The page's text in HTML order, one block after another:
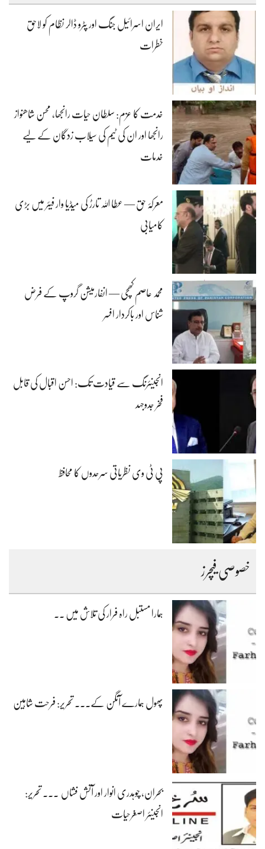
ایران اسرائیل جنگ اور پٹرو ڈالر نظام کو لاحق
خطرات
خدمت کا عزم: سلطان حیات رانجھا، محسن شاھنواز
رانجھا اور ان کی ٹیم کی سیلاب زدگان کے لیے
خدمات
معرکۂ حق — عطا اللہ تارڑ کی میڈیا وار فیئر میں بڑی
کامیابی
محمد عاصم کھچی — انفارمیشن گروپ کے فرض
شناس اور باکردار افسر
انجینئرنگ سے قیادت تک: احسن اقبال کی قابل
فخر جدوجہد
پی ٹی وی نظریاتی سرحدوں کا محافظ
خصوصی فیچرز
ہمارا مستبل راہ فرار کی تلاش میں ۔۔
پھول ہمارے آنگن کے۔۔۔ تحریر: فرحت شاہین
بحران، چوہدری انوار اور آتش فشاں ۔۔۔ تحریر:
انجینئر اصغرحیات